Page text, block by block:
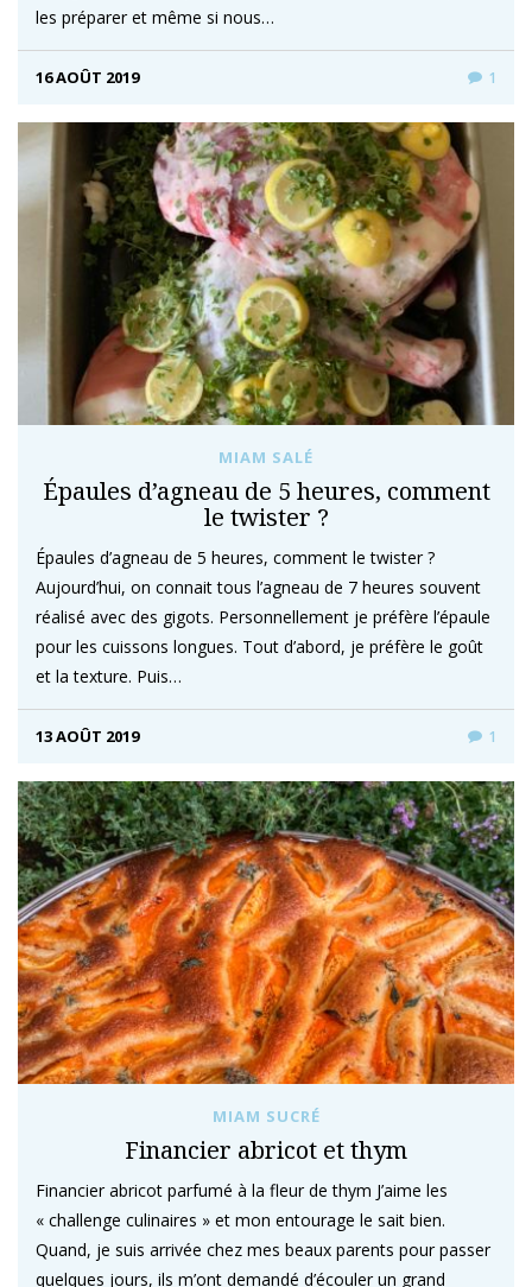
les préparer et même si nous…
16 AOÛT 2019 1
MIAM SALÉ
Épaules d’agneau de 5 heures, comment
le twister ?
Épaules d’agneau de 5 heures, comment le twister ?
Aujourd’hui, on connait tous l’agneau de 7 heures souvent
réalisé avec des gigots. Personnellement je préfère l’épaule
pour les cuissons longues. Tout d’abord, je préfère le goût
et la texture. Puis…
13 AOÛT 2019 1
MIAM SUCRÉ
Financier abricot et thym
Financier abricot parfumé à la fleur de thym J’aime les
« challenge culinaires » et mon entourage le sait bien.
Quand, je suis arrivée chez mes beaux parents pour passer
quelques jours, ils m’ont demandé d’écouler un grand